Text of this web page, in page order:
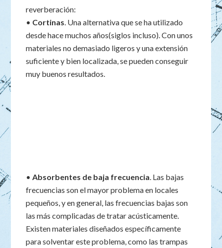
reverberación:
• Cortinas. Una alternativa que se ha utilizado
desde hace muchos años(siglos incluso). Con unos
materiales no demasiado ligeros y una extensión
suficiente y bien localizada, se pueden conseguir
muy buenos resultados.
•Absorbentes de baja frecuencia. Las bajas
frecuencias son el mayor problema en locales
pequeños, y en general, las frecuencias bajas son
las más complicadas de tratar acústicamente.
Existen materiales diseñados específicamente
para solventar este problema, como las trampas